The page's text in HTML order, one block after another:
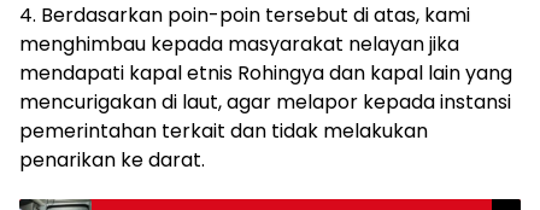
4. Berdasarkan poin-poin tersebut di atas, kami
menghimbau kepada masyarakat nelayan jika
mendapati kapal etnis Rohingya dan kapal lain yang
mencurigakan di laut, agar melapor kepada instansi
pemerintahan terkait dan tidak melakukan
penarikan ke darat.